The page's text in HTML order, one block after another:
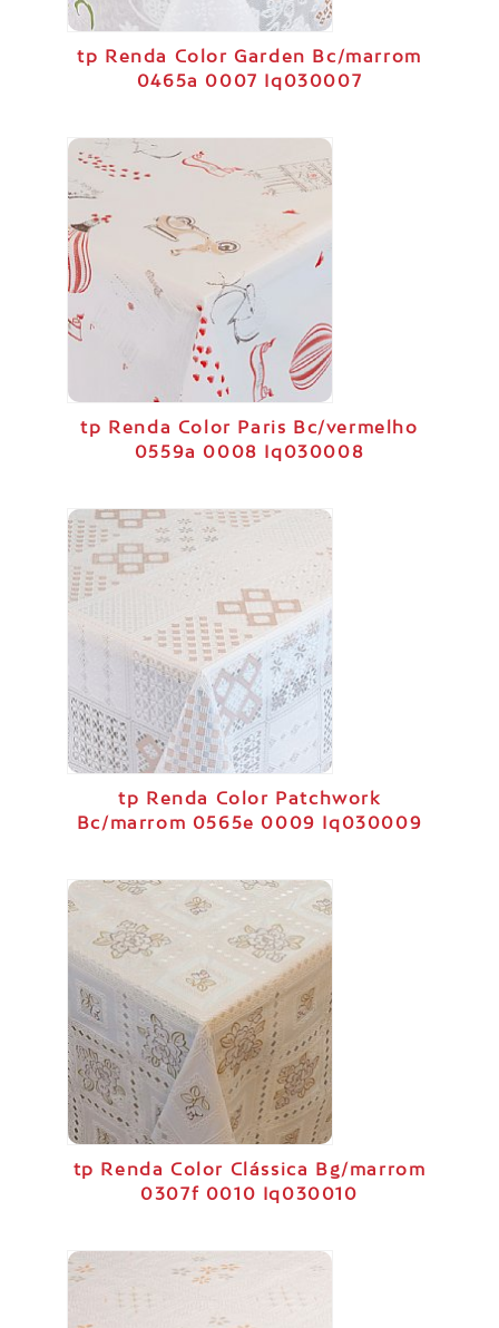
tp Renda Color Garden Bc/marrom
0465a 0007 Iq030007
tp Renda Color Paris Bc/vermelho
0559a 0008 Iq030008
tp Renda Color Patchwork
Bc/marrom 0565e 0009 Iq030009
tp Renda Color Clássica Bg/marrom
0307f 0010 Iq030010